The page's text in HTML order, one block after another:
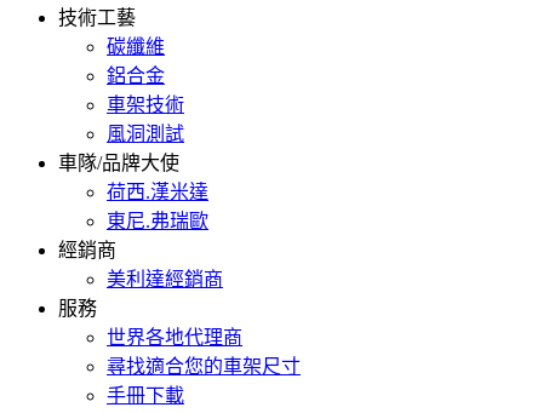
技術工藝
碳纖維
鋁合金
車架技術
風洞測試
車隊/品牌大使
荷西.漢米達
東尼.弗瑞歐
經銷商
美利達經銷商
服務
世界各地代理商
尋找適合您的車架尺寸
手冊下載